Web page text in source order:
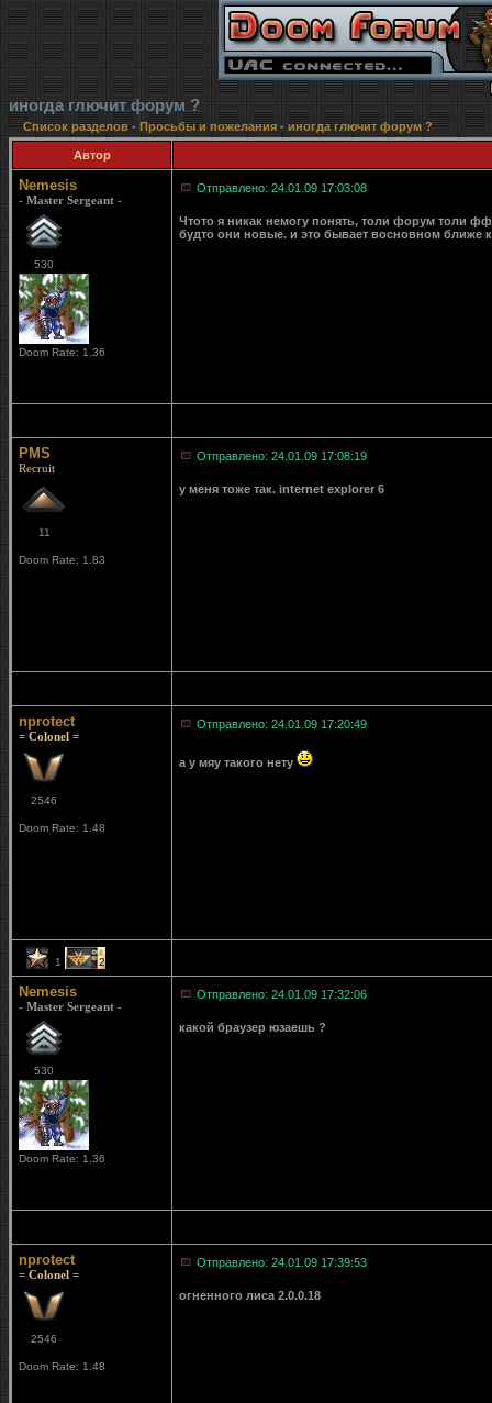
иногда глючит форум ?
Список разделов- Просьбы и пожелания - иногда глючит форум ?
Автор
Nemesis
- Master Sergeant -
530
Doom Rate: 1.36
Отправлено: 24.01.09 17:03:08
Чтото я никак немогу понять, толи форум толи
будто они новые. и это бывает восновном ближе к
PMS
Recruit
11
Doom Rate: 1.83
Отправлено: 24.01.09 17:08:19
у меня тоже так. internet explorer 6
nprotect
= Colonel =
2546
Doom Rate: 1.48
Отправлено: 24.01.09 17:20:49
а у мяу такого нету
1 2
Nemesis
- Master Sergeant -
530
Doom Rate: 1.36
Отправлено: 24.01.09 17:32:06
какой браузер юзаешь ?
nprotect
= Colonel =
2546
Doom Rate: 1.48
Отправлено: 24.01.09 17:39:53
огненного лиса 2.0.0.18